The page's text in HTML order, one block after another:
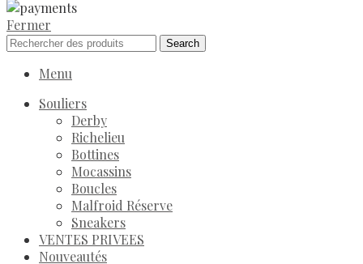
Fermer
Search
Menu
Souliers
Derby
Richelieu
Bottines
Mocassins
Boucles
Malfroid Réserve
Sneakers
VENTES PRIVEES
Nouveautés